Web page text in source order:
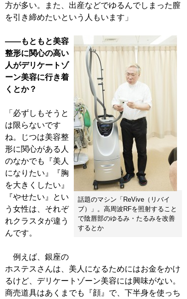
方が多い。また、出産などでゆるんでしまった膣
を引き締めたいという人もいます」
話題のマシン「ReVive（リバイ
ブ）」。高周波RFを照射すること
で陰唇部のゆるみ・たるみを改善
するとか
――もともと美容
整形に関心の高い
人がデリケートゾ
ーン美容に行き着
くとか？
「必ずしもそうと
は限らないです
ね。じつは美容整
形に関心がある人
のなかでも『美人
になりたい』『胸
を大きくしたい』
『やせたい』とい
う女性は、それぞ
れクラスタが違う
んです。
例えば、銀座の
ホステスさんは、美人になるためにはお金をかけ
るけど、デリケートゾーン美容には興味がない。
商売道具はあくまでも『顔』で、下半身を使っち